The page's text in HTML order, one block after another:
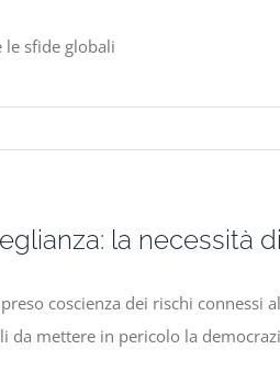
le sfide globali
la necessità
coscienza dei rischi
da mettere in pericolo la